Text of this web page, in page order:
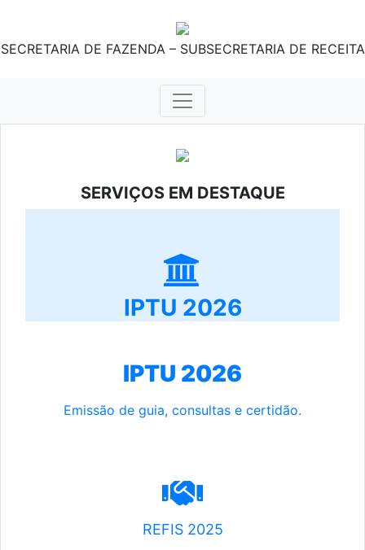
SECRETARIA DE FAZENDA – SUBSECRETARIA DE RECEITA
SERVIÇOS EM DESTAQUE
IPTU 2026
IPTU 2026
Emissão de guia, consultas e certidão.
REFIS 2025